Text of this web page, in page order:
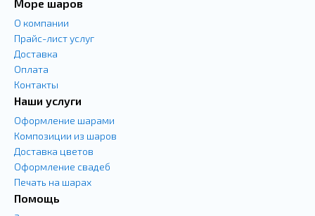
Море шаров
О компании
Прайс-лист услуг
Доставка
Оплата
Контакты
Наши услуги
Оформление шарами
Композиции из шаров
Доставка цветов
Оформление свадеб
Печать на шарах
Помощь